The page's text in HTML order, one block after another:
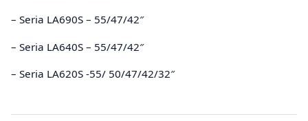
– Seria LA690S – 55/47/42″
– Seria LA640S – 55/47/42″
– Seria LA620S -55/ 50/47/42/32″